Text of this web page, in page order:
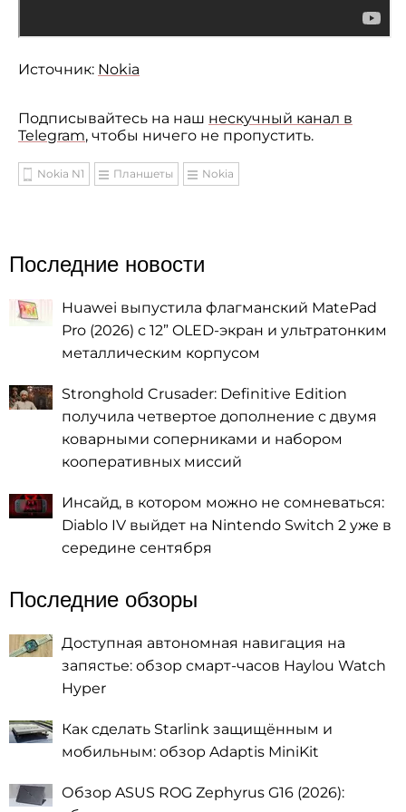
Источник: Nokia
Подписывайтесь на наш нескучный канал в
Telegram, чтобы ничего не пропустить.
Nokia N1 Планшеты Nokia
Последние новости
Huawei выпустила флагманский MatePad
Pro (2026) с 12” OLED-экран и ультратонким
металлическим корпусом
Stronghold Crusader: Definitive Edition
получила четвертое дополнение с двумя
коварными соперниками и набором
кооперативных миссий
Инсайд, в котором можно не сомневаться:
Diablo IV выйдет на Nintendo Switch 2 уже в
середине сентября
Последние обзоры
Доступная автономная навигация на
запястье: обзор смарт-часов Haylou Watch
Hyper
Как сделать Starlink защищённым и
мобильным: обзор Adaptis MiniKit
Обзор ASUS ROG Zephyrus G16 (2026):